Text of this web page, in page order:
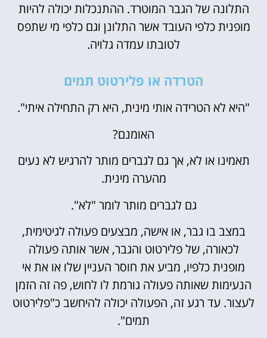
התלונה של הגבר המוטרד. ההתנכלות יכולה להיות
מופנית כלפי העובד אשר התלונן וגם כלפי מי שתפס
לטובתו עמדה גלויה.
הטרדה או פלירטוט תמים
"היא לא הטרידה אותי מינית, היא רק התחילה איתי".
האומנם?
תאמינו או לא, אך גם לגברים מותר להרגיש לא נעים
מהערה מינית.
גם לגברים מותר לומר "לא".
במצב בו גבר, או אישה, מבצעים פעולה לגיטימית,
לכאורה, של פלירטוט והגבר, אשר אותה פעולה
מופנית כלפיו, מביע את חוסר העניין שלו או את אי
הנעימות שאותה פעולה גורמת לו לחוש, פה זה הזמן
לעצור. עד רגע זה, הפעולה יכולה להיחשב כ"פלירטוט
תמים".